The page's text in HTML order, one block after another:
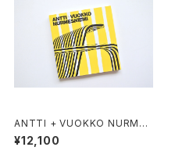
ANTTI + VUOKKO NURMES
NIEMI
¥12,100